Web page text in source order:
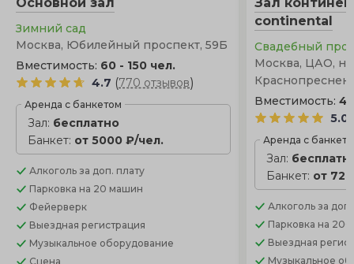
Зимний сад
Москва, Юбилейный проспект, 59Б
Вместимость: 60 - 150 чел.
4.7 (770 отзывов)
Аренда с банкетом
Зал: бесплатно
Банкет: от 5000 ₽/чел.
Алкоголь за доп. плату
Парковка на 20 машин
Фейерверк
Выездная регистрация
Музыкальное оборудование
Сцена
continental
Свадебный
Москва, ЦАО,
Вместимость:
5.0
Аренда с
Зал:
Банкет: от
Алкоголь за
Парковка на
Выездная
Музыкальное